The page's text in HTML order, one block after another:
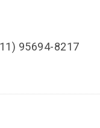
95694-8217